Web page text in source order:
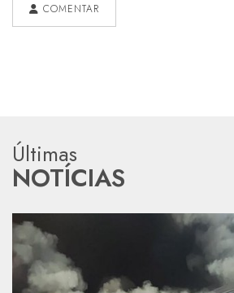
COMENTAR
Últimas
NOTÍCIAS